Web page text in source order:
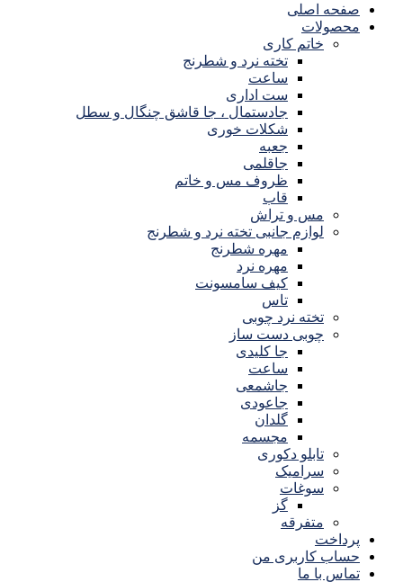
صفحه اصلی
محصولات
خاتم کاری
تخته نرد و شطرنج
ساعت
ست اداری
جادستمال ، جا قاشق چنگال و سطل
شکلات خوری
جعبه
جاقلمی
ظروف مس و خاتم
قاب
مس و تراش
لوازم جانبی تخته نرد و شطرنج
مهره شطرنج
مهره نرد
کیف سامسونت
تاس
تخته نرد چوبی
چوبی دست ساز
جا کلیدی
ساعت
جاشمعی
جاعودی
گلدان
مجسمه
تابلو دکوری
سرامیک
سوغات
گز
متفرقه
پرداخت
حساب کاربری من
تماس با ما